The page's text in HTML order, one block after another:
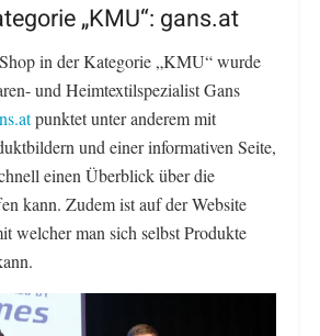
„KMU“: gans.at
in der Kategorie „KMU“ wurde
und Heimtextilspezialist Gans
punktet unter anderem mit
und einer informativen Seite,
einen Überblick über die
kann. Zudem ist auf der Website
welcher man sich selbst Produkte